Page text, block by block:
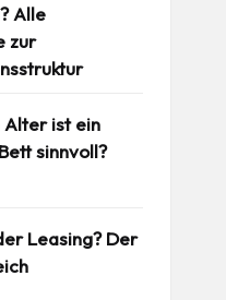
Alle
zur
ist ein
sinnvoll?
Leasing? Der